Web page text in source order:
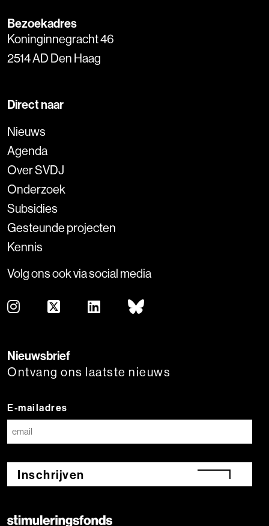
Bezoekadres
Koninginnegracht 46
2514 AD Den Haag
Direct naar
Nieuws
Agenda
Over SVDJ
Onderzoek
Subsidies
Gesteunde projecten
Kennis
Volg ons ook via social media
Nieuwsbrief
Ontvang ons laatste nieuws
E-mailadres
Inschrijven